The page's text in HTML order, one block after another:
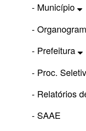
- Município
-
- Prefeitura
- Proc.
- Relatórios
- SAAE